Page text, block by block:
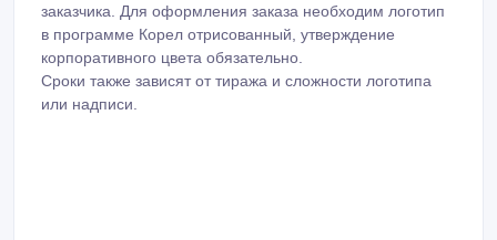
цветов нанесения. Также печатаем на ланьярдах
заказчика. Для оформления заказа необходим логотип
в программе Корел отрисованный, утверждение
корпоративного цвета обязательно.
Сроки также зависят от тиража и сложности логотипа